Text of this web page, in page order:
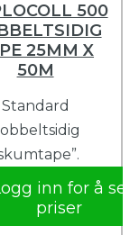
500
25MM X
50M
Standard
inn for å se
priser